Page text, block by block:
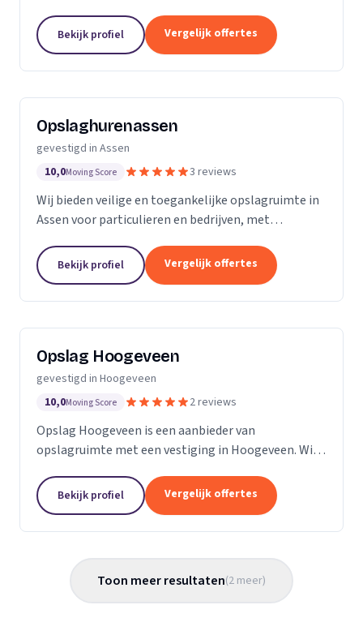
Bekijk profiel Vergelijk offertes
Opslaghurenassen
gevestigd in Assen
10,0Moving Score 3 reviews
Wij bieden veilige en toegankelijke opslagruimte in
Assen voor particulieren en bedrijven, met
Bekijk profiel Vergelijk offertes
Opslag Hoogeveen
gevestigd in Hoogeveen
10,0Moving Score 2 reviews
Opslag Hoogeveen is een aanbieder van
opslagruimte met een vestiging in Hoogeveen. Wij
staan wij op een 5.
Bekijk profiel Vergelijk offertes
Toon meer resultaten(2 meer)